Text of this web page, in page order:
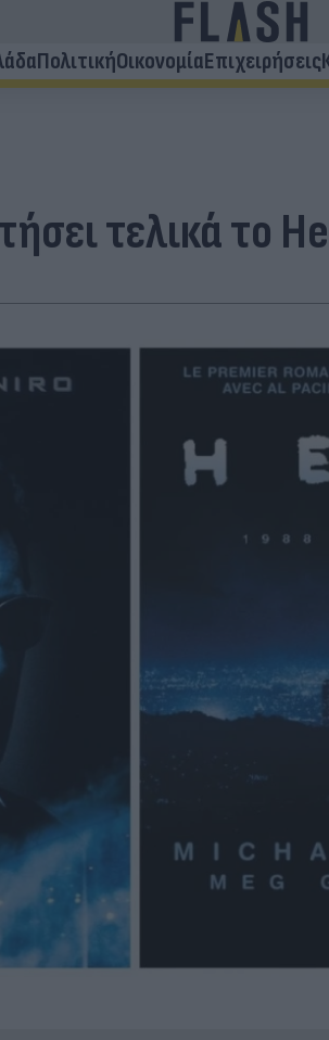
ΠολιτικήΟικονομίαΕπιχειρήσεις
τελικά το